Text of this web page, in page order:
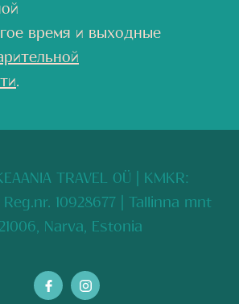
время и выходные
.
TRAVEL OÜ
| KMKR:
Reg.nr. 10928677 | Tallinna mnt
Narva, Estonia